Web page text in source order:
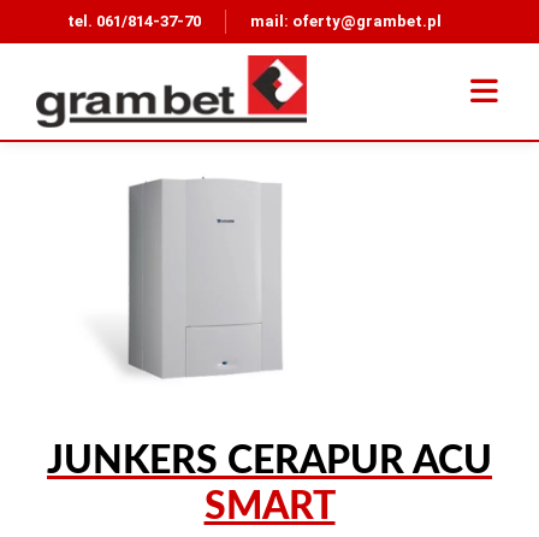
tel. 061/814-37-70 mail: oferty@grambet.pl
JUNKERS CERAPUR ACU
SMART